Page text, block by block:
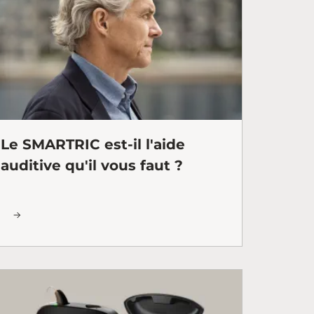
Le SMARTRIC est-il l'aide
auditive qu'il vous faut ?